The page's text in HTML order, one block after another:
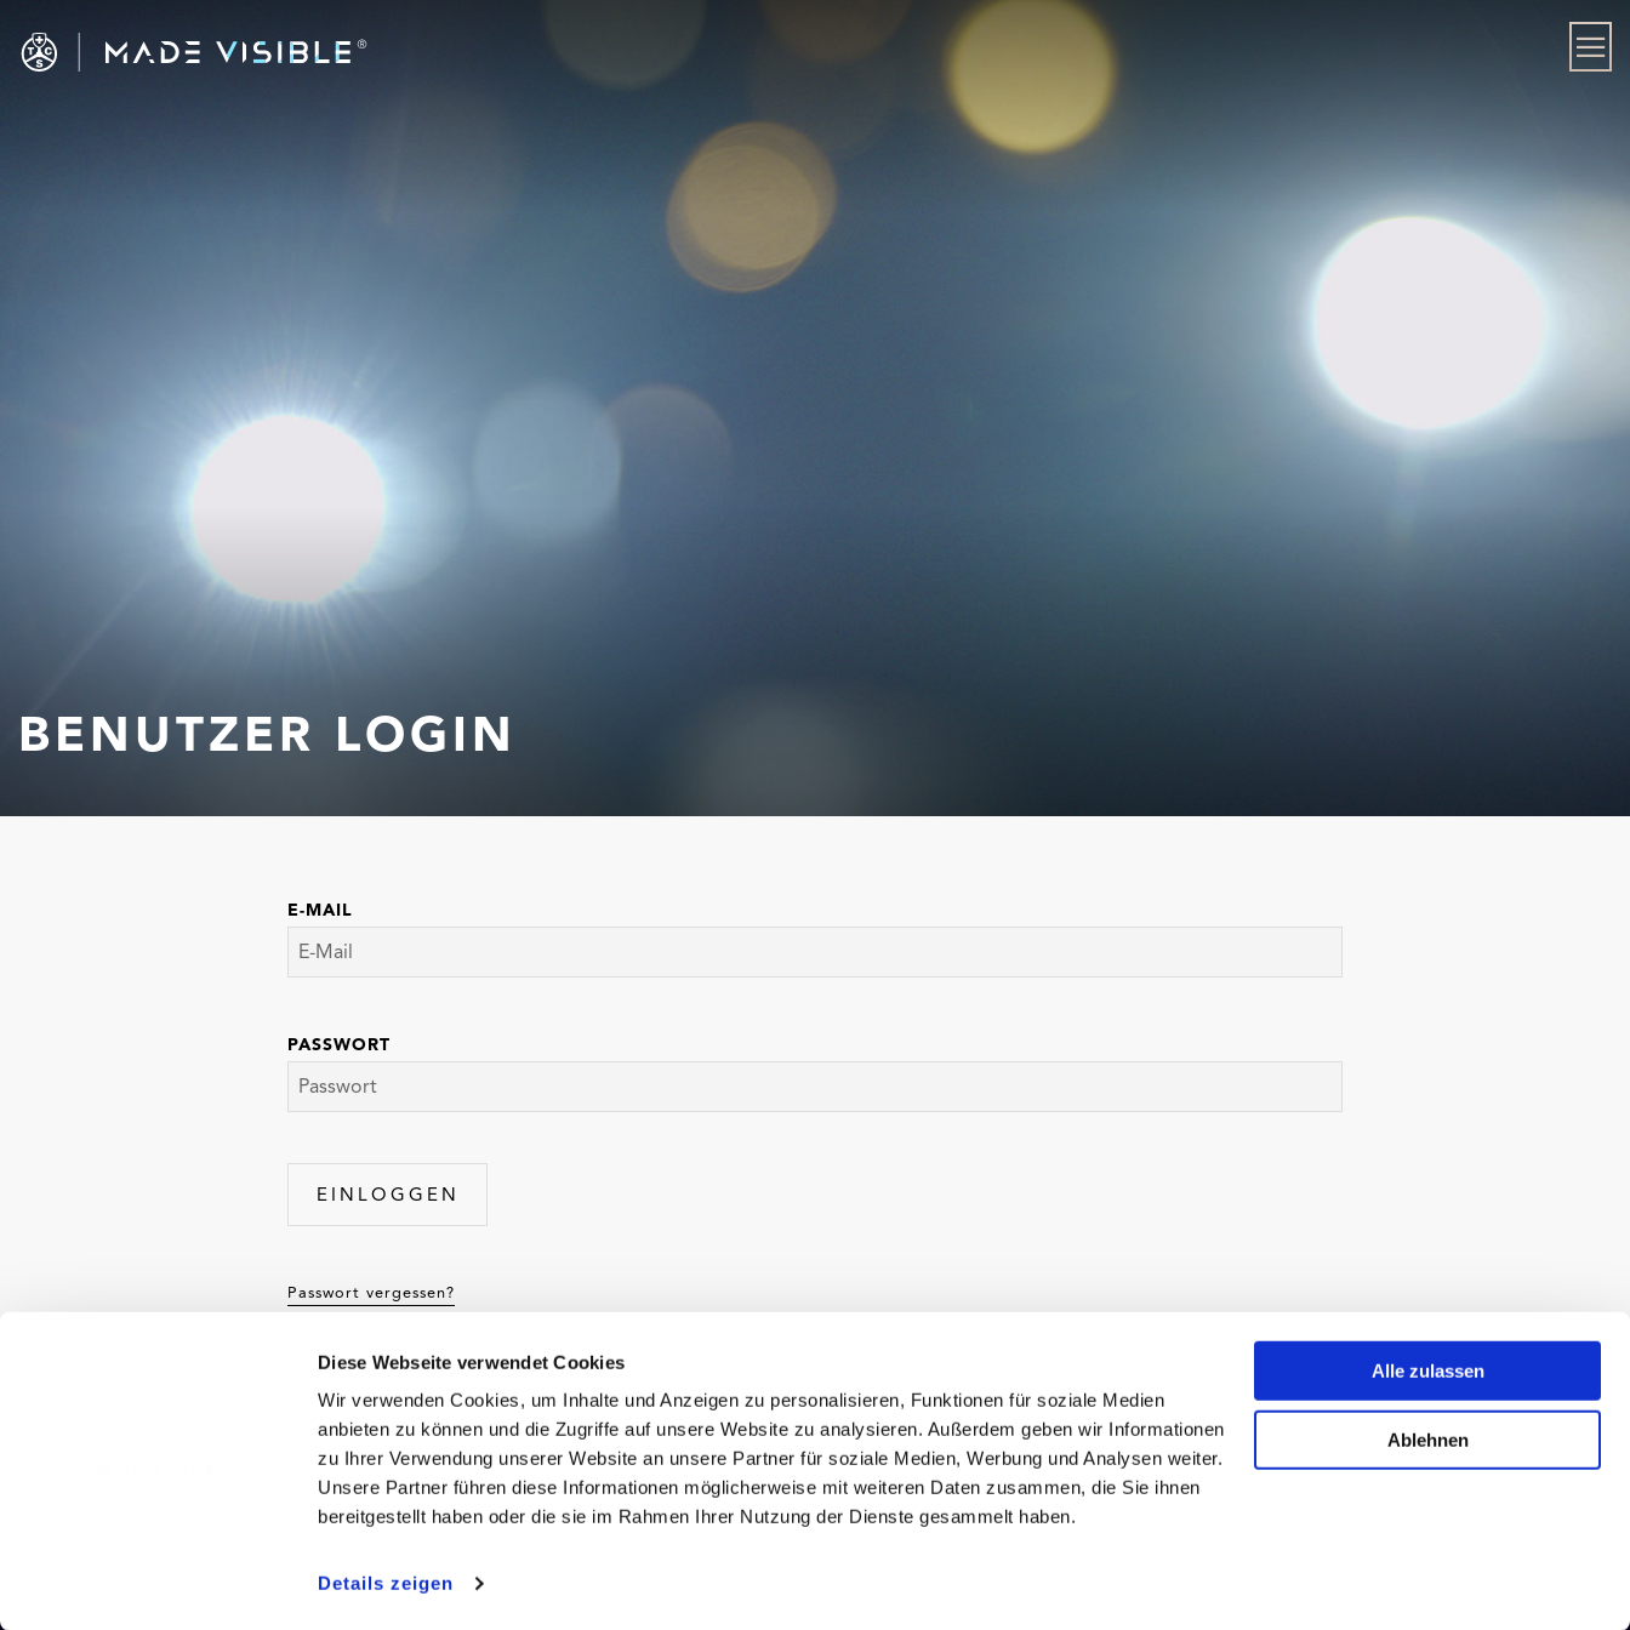
Diese Webseite verwendet Cookies
Wir verwenden Cookies, um Inhalte und Anzeigen zu personalisieren, Funktionen für soziale Medien
anbieten zu können und die Zugriffe auf unsere Website zu analysieren. Außerdem geben wir Informationen
zu Ihrer Verwendung unserer Website an unsere Partner für soziale Medien, Werbung und Analysen weiter.
Unsere Partner führen diese Informationen möglicherweise mit weiteren Daten zusammen, die Sie ihnen
bereitgestellt haben oder die sie im Rahmen Ihrer Nutzung der Dienste gesammelt haben.
Details zeigen
Alle zulassen
Ablehnen
BENUTZER LOGIN
E-MAIL
PASSWORT
Passwort vergessen?
MADE VISIBLE ® by TCS
by TCS steht für stylische und praktische Kleidung, Accessoires und DIY-
Ideen, die dich auf der Strasse besser sichtbar und sicherer machen. Egal ob auf dem Weg zur
du genau das, was zu dir passt. Leuchtet ein, oder?